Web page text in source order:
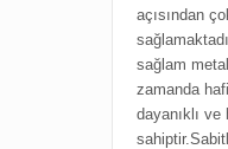
açısından
sağlam
zamanda
dayanıklı